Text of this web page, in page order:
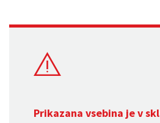
Prikazana vsebina je v